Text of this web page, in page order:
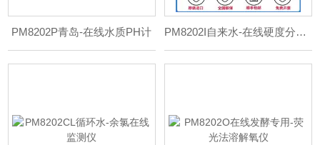
PM8202P青岛-在线水质PH计 PM8202I自来水-在线硬度分析仪